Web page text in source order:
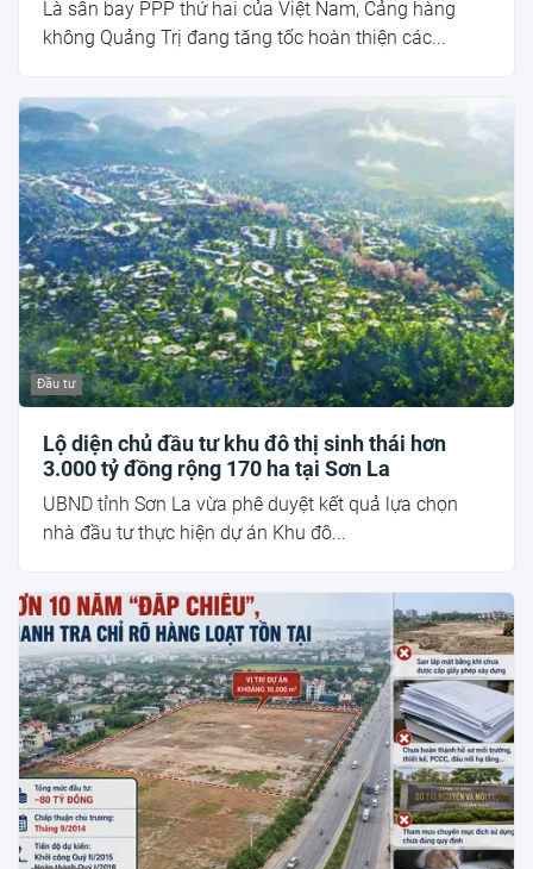
Là sân bay PPP thứ hai của Việt Nam, Cảng hàng
không Quảng Trị đang tăng tốc hoàn thiện các...
Đầu tư
Lộ diện chủ đầu tư khu đô thị sinh thái hơn
3.000 tỷ đồng rộng 170 ha tại Sơn La
UBND tỉnh Sơn La vừa phê duyệt kết quả lựa chọn
nhà đầu tư thực hiện dự án Khu đô...